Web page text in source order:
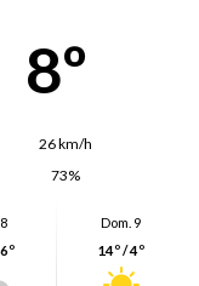
8º
26 km/h
73%
Dom. 9
14º / 4º